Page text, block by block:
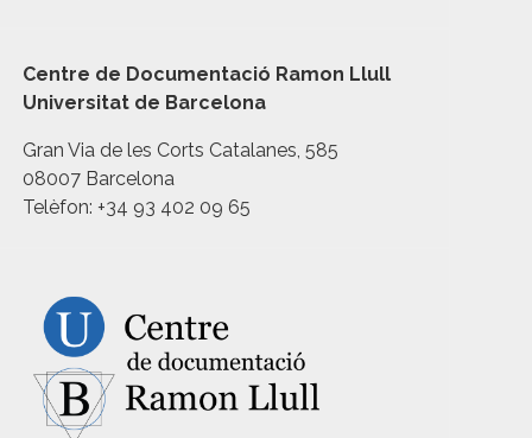
Centre de Documentació Ramon Llull
Universitat de Barcelona
Gran Via de les Corts Catalanes, 585
08007 Barcelona
Telèfon: +34 93 402 09 65